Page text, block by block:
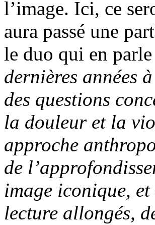
l’image. Ici, ce
aura passé une
le duo qui en
dernières années
des questions
la douleur et la
approche
de
image iconique,
lecture allongés,